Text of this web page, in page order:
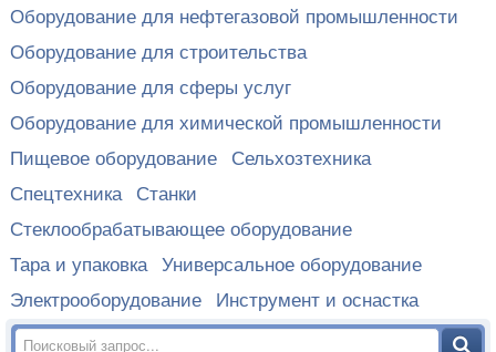
Оборудование для нефтегазовой промышленности
Оборудование для строительства
Оборудование для сферы услуг
Оборудование для химической промышленности
Пищевое оборудование Сельхозтехника
Спецтехника Станки
Стеклообрабатывающее оборудование
Тара и упаковка Универсальное оборудование
Электрооборудование Инструмент и оснастка